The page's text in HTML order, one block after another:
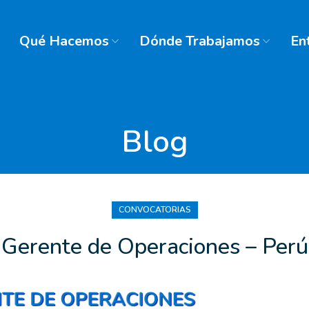
Qué Hacemos Dónde Trabajamos
Blog
CONVOCATORIAS
Gerente de Operaciones – Perú